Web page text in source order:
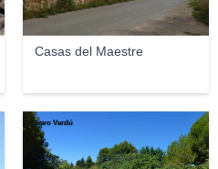
Casas del Maestre
Alvaro Verdú